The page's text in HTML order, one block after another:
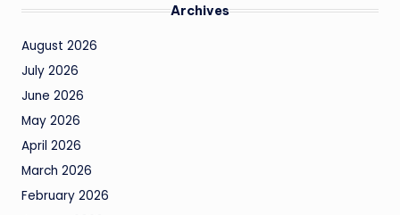
Archives
August 2026
July 2026
June 2026
May 2026
April 2026
March 2026
February 2026